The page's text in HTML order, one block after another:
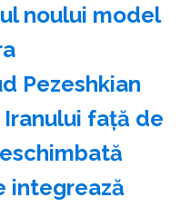
noului model
Pezeshkian
faţă de
integrează